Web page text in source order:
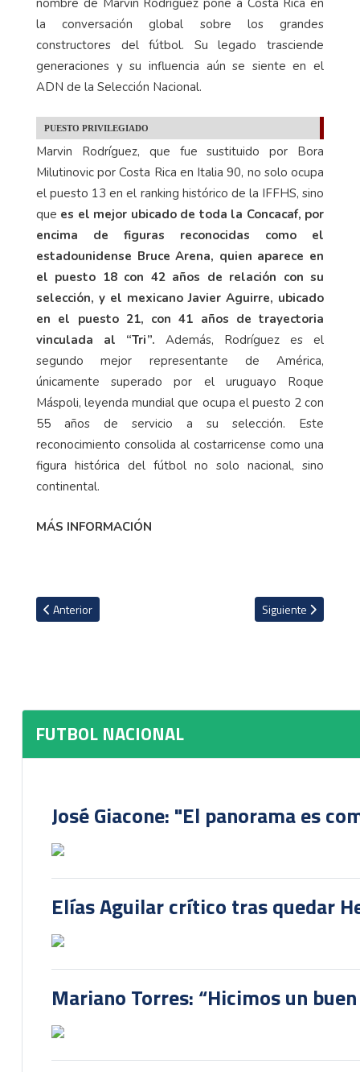
nombre de Marvin Rodríguez pone a Costa Rica en
la conversación global sobre los grandes
constructores del fútbol. Su legado trasciende
generaciones y su influencia aún se siente en el
ADN de la Selección Nacional.
PUESTO PRIVILEGIADO
Marvin Rodríguez, que fue sustituido por Bora
Milutinovic por Costa Rica en Italia 90, no solo ocupa
el puesto 13 en el ranking histórico de la IFFHS, sino
que es el mejor ubicado de toda la Concacaf, por
encima de figuras reconocidas como el
estadounidense Bruce Arena, quien aparece en
el puesto 18 con 42 años de relación con su
selección, y el mexicano Javier Aguirre, ubicado
en el puesto 21, con 41 años de trayectoria
vinculada al “Tri”. Además, Rodríguez es el
segundo mejor representante de América,
únicamente superado por el uruguayo Roque
Máspoli, leyenda mundial que ocupa el puesto 2 con
55 años de servicio a su selección. Este
reconocimiento consolida al costarricense como una
figura histórica del fútbol no solo nacional, sino
continental.
MÁS INFORMACIÓN
Artículo anterior: Herediano con fuerte multa tras la primera fecha
Anterior Artículo siguiente:
Siguiente
FUTBOL NACIONAL
José Giacone: "El panorama es
Elías Aguilar crítico tras quedar
Mariano Torres: “Hicimos un